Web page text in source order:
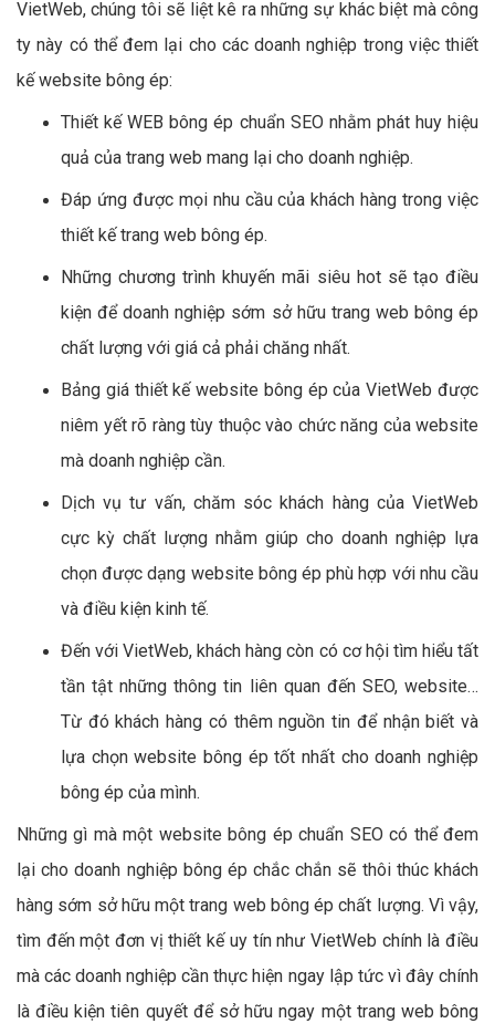
VietWeb, chúng tôi sẽ liệt kê ra những sự khác biệt mà công
ty này có thể đem lại cho các doanh nghiệp trong việc thiết
kế website bông ép:
Thiết kế WEB bông ép chuẩn SEO nhằm phát huy hiệu
quả của trang web mang lại cho doanh nghiệp.
Đáp ứng được mọi nhu cầu của khách hàng trong việc
thiết kế trang web bông ép.
Những chương trình khuyến mãi siêu hot sẽ tạo điều
kiện để doanh nghiệp sớm sở hữu trang web bông ép
chất lượng với giá cả phải chăng nhất.
Bảng giá thiết kế website bông ép của VietWeb được
niêm yết rõ ràng tùy thuộc vào chức năng của website
mà doanh nghiệp cần.
Dịch vụ tư vấn, chăm sóc khách hàng của VietWeb
cực kỳ chất lượng nhằm giúp cho doanh nghiệp lựa
chọn được dạng website bông ép phù hợp với nhu cầu
và điều kiện kinh tế.
Đến với VietWeb, khách hàng còn có cơ hội tìm hiểu tất
tần tật những thông tin liên quan đến SEO, website…
Từ đó khách hàng có thêm nguồn tin để nhận biết và
lựa chọn website bông ép tốt nhất cho doanh nghiệp
bông ép của mình.
Những gì mà một website bông ép chuẩn SEO có thể đem
lại cho doanh nghiệp bông ép chắc chắn sẽ thôi thúc khách
hàng sớm sở hữu một trang web bông ép chất lượng. Vì vậy,
tìm đến một đơn vị thiết kế uy tín như VietWeb chính là điều
mà các doanh nghiệp cần thực hiện ngay lập tức vì đây chính
là điều kiện tiên quyết để sở hữu ngay một trang web bông